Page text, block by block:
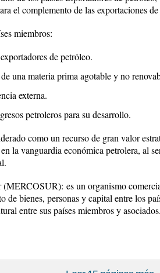
el complemento de las exportaciones
miembros:
de petróleo.
una materia prima agotable y no
externa.
petroleros para su desarrollo.
como un recurso de gran valor
la vanguardia económica petrolera, al
(MERCOSUR): es un organismo
de bienes, personas y capital entre los
entre sus países miembros y